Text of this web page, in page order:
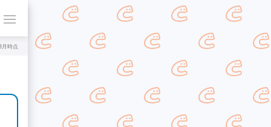
月時点